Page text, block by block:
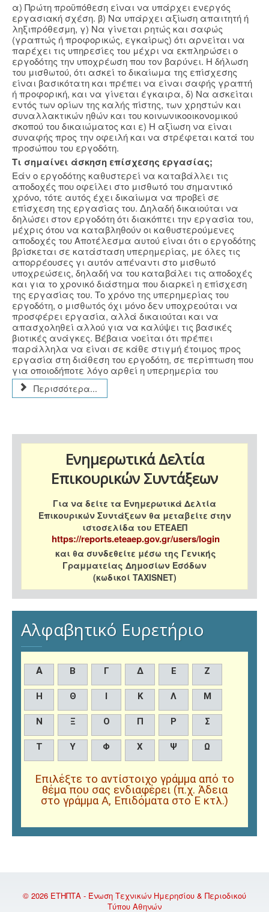
α) Πρώτη προϋπόθεση είναι να υπάρχει ενεργός
εργασιακή σχέση. β) Να υπάρχει αξίωση απαιτητή ή
ληξιπρόθεσμη, γ) Να γίνεται ρητώς και σαφώς
(γραπτώς ή προφορικώς, εγκαίρως) ότι αρνείται να
παρέχει τις υπηρεσίες του μέχρι να εκπληρώσει ο
εργοδότης την υποχρέωση που τον βαρύνει. Η δήλωση
του μισθωτού, ότι ασκεί το δικαίωμα της επίσχεσης
είναι βασικότατη και πρέπει να είναι σαφής γραπτή
ή προφορική, και να γίνεται έγκαιρα, δ) Να ασκείται
εντός των ορίων της καλής πίστης, των χρηστών και
συναλλακτικών ηθών και του κοινωνικοοικονομικού
σκοπού του δικαιώματος και ε) Η αξίωση να είναι
συναφής προς την οφειλή και να στρέφεται κατά του
προσώπου του εργοδότη.
Τι σημαίνει άσκηση επίσχεσης εργασίας;
Εάν ο εργοδότης καθυστερεί να καταβάλλει τις
αποδοχές που οφείλει στο μισθωτό του σημαντικό
χρόνο, τότε αυτός έχει δικαίωμα να προβεί σε
επίσχεση της εργασίας του. Δηλαδή δικαιούται να
δηλώσει στον εργοδότη ότι διακόπτει την εργασία του,
μέχρις ότου να καταβληθούν οι καθυστερούμενες
αποδοχές του Αποτέλεσμα αυτού είναι ότι ο εργοδότης
βρίσκεται σε κατάσταση υπερημερίας, με όλες τις
απορρέουσες γι αυτόν απέναντι στο μισθωτό
υποχρεώσεις, δηλαδή να του καταβάλει τις αποδοχές
και για το χρονικό διάστημα που διαρκεί η επίσχεση
της εργασίας του. Το χρόνο της υπερημερίας του
εργοδότη, ο μισθωτός όχι μόνο δεν υποχρεούται να
προσφέρει εργασία, αλλά δικαιούται και να
απασχοληθεί αλλού για να καλύψει τις βασικές
βιοτικές ανάγκες. Βέβαια νοείται ότι πρέπει
παράλληλα να είναι σε κάθε στιγμή έτοιμος προς
εργασία στη διάθεση του εργοδότη, σε περίπτωση που
για οποιοδήποτε λόγο αρθεί η υπερημερία του
Περισσότερα...
Ενημερωτικά Δελτία
Επικουρικών Συντάξεων
Για να δείτε τα Ενημερωτικά Δελτία
Επικουρικών Συντάξεων θα μεταβείτε στην
ιστοσελίδα του ΕΤΕΑΕΠ
https://reports.eteaep.gov.gr/users/login
και θα συνδεθείτε μέσω της Γενικής
Γραμματείας Δημοσίων Εσόδων
(κωδικοί TAXISNET)
Αλφαβητικό Ευρετήριο
Α Β Γ Δ Ε Ζ
Η Θ Ι Κ Λ Μ
Ν Ξ Ο Π Ρ Σ
Τ Υ Φ Χ Ψ Ω
Επιλέξτε το αντίστοιχο γράμμα από το
θέμα που σας ενδιαφέρει (π.χ. Άδεια
στο γράμμα Α, Επιδόματα στο Ε κτλ.)
© 2026 ΕΤΗΠΤΑ - Ένωση Τεχνικών Ημερησίου & Περιοδικού
Τύπου Αθηνών